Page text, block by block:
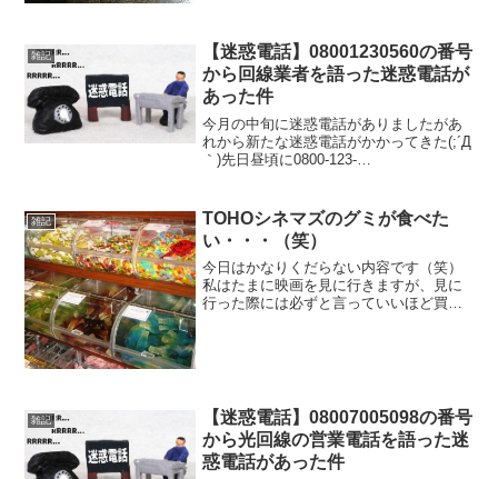
雑記
【迷惑電話】08001230560の番号
から回線業者を語った迷惑電話が
あった件
今月の中旬に迷惑電話がありましたがあ
れから新たな迷惑電話がかかってきた(;´Д
｀)先日昼頃に0800-123-
きました（笑）どうせろくでもない電話
雑記
TOHOシネマズのグミが食べた
い・・・（笑）
今日はかなりくだらない内容です（笑）
私はたまに映画を見に行きますが、見に
行った際には必ずと言っていいほど買っ
雑記
【迷惑電話】08007005098の番号
から光回線の営業電話を語った迷
惑電話があった件